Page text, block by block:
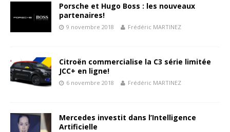
Porsche et Hugo Boss : les nouveaux
partenaires!
9 novembre 2018 Frédéric MARTINEZ
Citroën commercialise la C3 série limitée
JCC+ en ligne!
6 novembre 2018 Frédéric MARTINEZ
Mercedes investit dans l’Intelligence
Artificielle